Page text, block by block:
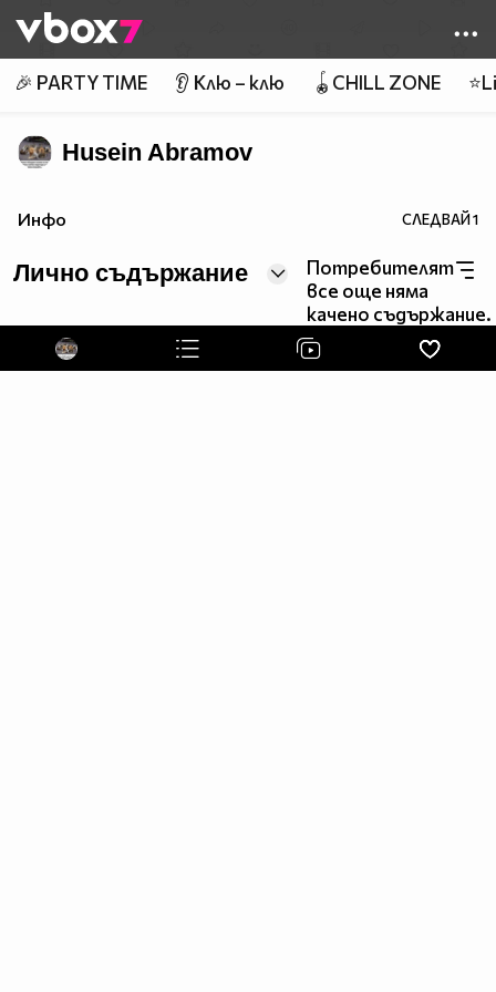
👾
🎉 PARTY TIME 👂 Клю – клю 🪀CHILL ZONE
Husein Abramov
Инфо СЛЕДВАЙ1
Лично съдържание
Потребителят
все още няма
качено съдържание.